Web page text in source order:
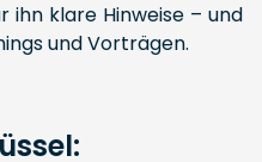
ihn klare Hinweise – und
und Vorträgen.